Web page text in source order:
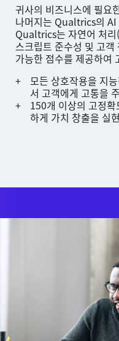
귀사의 비즈니스에 필요
나머지는 Qualtrics의 AI
Qualtrics는 자연어 처
스크립트 준수성 및 고
가능한 점수를 제공하여
모든 상호작용을 지
서 고객에게 고통을
150개 이상의 고정
하게 가치 창출을 실현